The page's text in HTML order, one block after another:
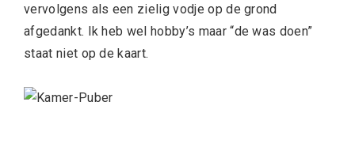
vervolgens als een zielig vodje op de grond
afgedankt. Ik heb wel hobby’s maar “de was doen”
staat niet op de kaart.